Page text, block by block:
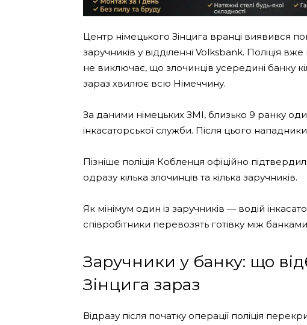
Центр німецького Зінцига вранці виявився
заручників у відділенні Volksbank. Поліція
не виключає, що злочинців усередині банку
зараз хвилює всю Німеччину.
За даними німецьких ЗМІ, близько 9 ранку
інкасаторської служби. Після цього
Пізніше поліція Кобленця офіційно
одразу кілька злочинців та кілька заручників.
Як мінімум один із заручників — водій
співробітники перевозять готівку між
Заручники у банку: що
Зінцига зараз
Відразу після початку операції поліція